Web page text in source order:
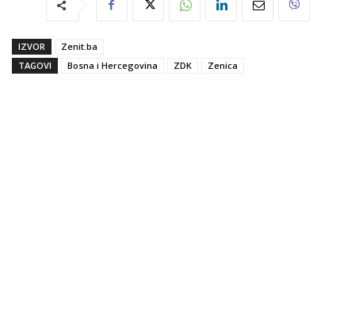
IZVOR
Zenit.ba
TAGOVI
Bosna i Hercegovina ZDK Zenica